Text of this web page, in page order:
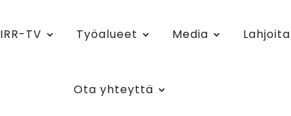
IRR-TV Työalueet Media Lahjoita
Ota yhteyttä